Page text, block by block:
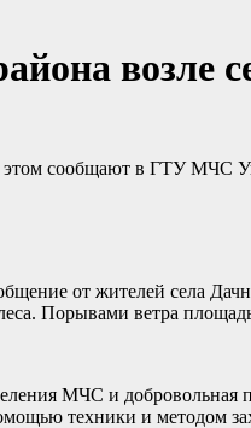
возле
этом сообщают в ГТУ МЧС
от жителей села
Порывами ветра
МЧС и
техники и методом